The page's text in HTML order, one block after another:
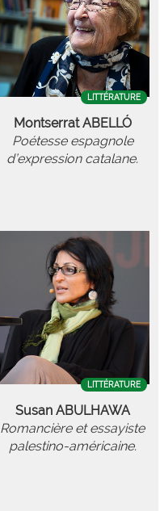
LITTÉRATURE
Montserrat ABELLÓ
Poétesse espagnole
d’expression catalane.
LITTÉRATURE
Susan ABULHAWA
Romancière et essayiste
palestino-américaine.